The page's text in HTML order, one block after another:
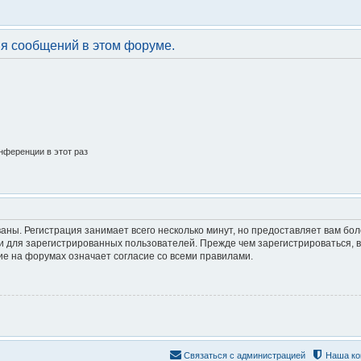
сообщений в этом форуме.
в этот раз
Регистрация занимает всего несколько минут, но предоставляет вам
зарегистрированных пользователей. Прежде чем зарегистрироваться,
на форумах означает согласие со всеми правилами.
Наша
Связаться с администрацией